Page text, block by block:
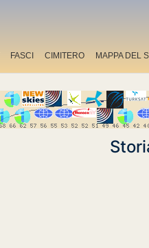
FASCI CIMITERO MAPPA DEL